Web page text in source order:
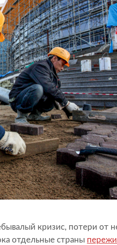
кризис, потери от
отдельные страны